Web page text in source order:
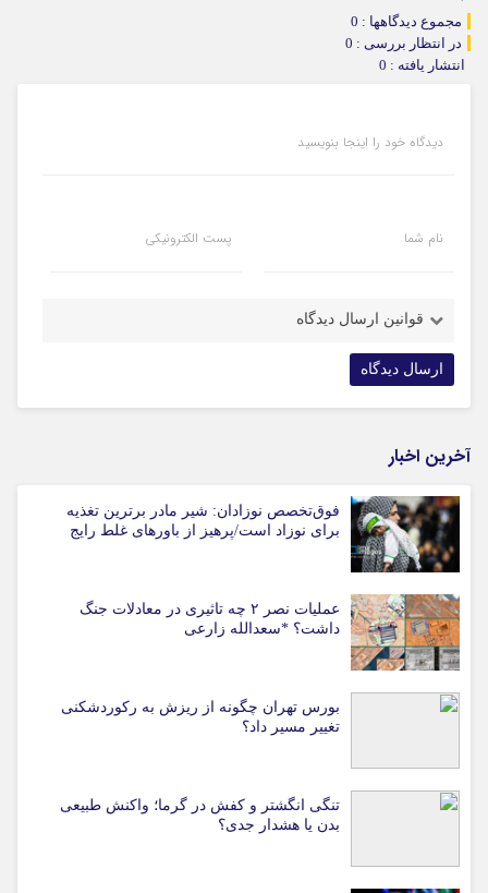
مجموع دیدگاهها : 0
در انتظار بررسی : 0
انتشار یافته : 0
دیدگاه خود را اینجا بنویسید
نام شما پست الکترونیکی
قوانین ارسال دیدگاه
آخرین اخبار
فوق‌تخصص نوزادان: شیر مادر برترین تغذیه
برای نوزاد است/پرهیز از باورهای غلط رایج
عملیات نصر ۲ چه تاثیری در معادلات جنگ
داشت؟ *سعدالله زارعی
بورس تهران چگونه از ریزش به رکوردشکنی
تغییر مسیر داد؟
تنگی انگشتر و کفش در گرما؛ واکنش طبیعی
بدن یا هشدار جدی؟